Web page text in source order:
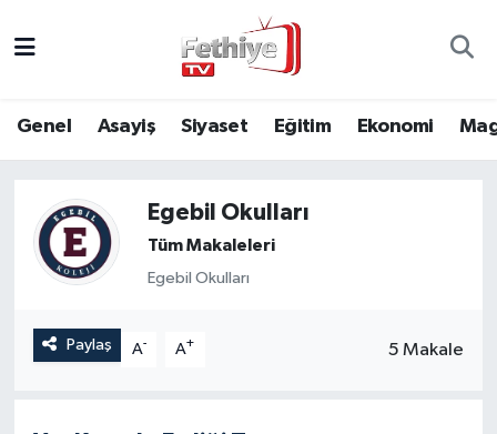
Genel Asayiş Siyaset Eğitim Ekonomi
Egebil Okulları
Tüm Makaleleri
Egebil Okulları
Paylaş A- A+ 5 Makale
Asayiş
Eğitim
Kültür
Muğla Hava Durumu
Muğla Namaz Vakitleri
Muğla Trafik Yoğunluk Haritası
Tüm Manşetler